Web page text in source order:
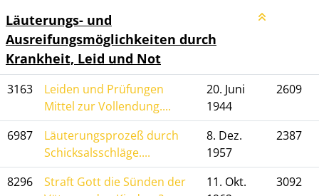
Läuterungs- und
Ausreifungsmöglichkeiten durch
Krankheit, Leid und Not
3163
Leiden und Prüfungen
Mittel zur Vollendung....
20. Juni
1944
2609
6987
Läuterungsprozeß durch
Schicksalsschläge....
8. Dez.
1957
2387
8296
Straft Gott die Sünden der
11. Okt.
3092